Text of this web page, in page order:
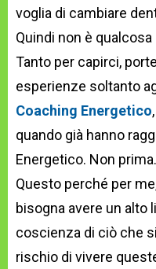
voglia di cambiare
Quindi non è
Tanto per capirci,
esperienze soltanto
Coaching Energetico
quando già hanno
Energetico. Non prima.
Questo perché per
bisogna avere un alto
coscienza di ciò che
rischio di vivere